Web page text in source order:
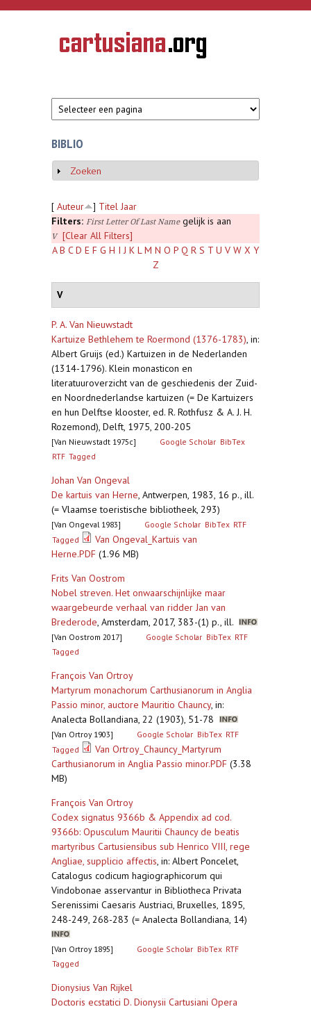
Overslaan en naar de inhoud gaan
CARTUSIANA
Geschiedenis
van de
BIBLIO
Weergeven
Zoeken
[ Auteur ] Titel Jaar
Filters: First Letter Of Last Namegelijk is aan
V
[Clear All Filters]
A B C D E F G H I J K L M N O P Q R S T U V W X Y
Z
V
P. A. Van Nieuwstadt
Kartuize Bethlehem te Roermond (1376-1783), in:
Albert Gruijs (ed.) Kartuizen in de Nederlanden
(1314-1796). Klein monasticon en
literatuuroverzicht van de geschiedenis der Zuid-
en Noordnederlandse kartuizen (= De Kartuizers
en hun Delftse klooster, ed. R. Rothfusz & A. J. H.
Rozemond), Delft, 1975, 200-205
[Van Nieuwstadt 1975c] Google Scholar BibTex
RTF Tagged
Johan Van Ongeval
De kartuis van Herne, Antwerpen, 1983, 16 p., ill.
(= Vlaamse toeristische bibliotheek, 293)
[Van Ongeval 1983] Google Scholar BibTex RTF
Tagged
Van Ongeval_Kartuis van
Herne.PDF (1.96 MB)
Frits Van Oostrom
Nobel streven. Het onwaarschijnlijke maar
waargebeurde verhaal van ridder Jan van
Brederode, Amsterdam, 2017, 383-(1) p., ill.
[Van Oostrom 2017] Google Scholar BibTex RTF
Tagged
François Van Ortroy
Martyrum monachorum Carthusianorum in Anglia
Passio minor, auctore Mauritio Chauncy, in:
Analecta Bollandiana, 22 (1903), 51-78
[Van Ortroy 1903] Google Scholar BibTex RTF
Tagged
Van Ortroy_Chauncy_Martyrum
Carthusianorum in Anglia Passio minor.PDF (3.38
MB)
François Van Ortroy
Codex signatus 9366b & Appendix ad cod.
9366b: Opusculum Mauritii Chauncy de beatis
martyribus Cartusiensibus sub Henrico VIII, rege
Angliae, supplicio affectis, in: Albert Poncelet,
Catalogus codicum hagiographicorum qui
Vindobonae asservantur in Bibliotheca Privata
Serenissimi Caesaris Austriaci, Bruxelles, 1895,
248-249, 268-283 (= Analecta Bollandiana, 14)
[Van Ortroy 1895] Google Scholar BibTex RTF
Tagged
Dionysius Van Rijkel
Doctoris ecstatici D. Dionysii Cartusiani Opera